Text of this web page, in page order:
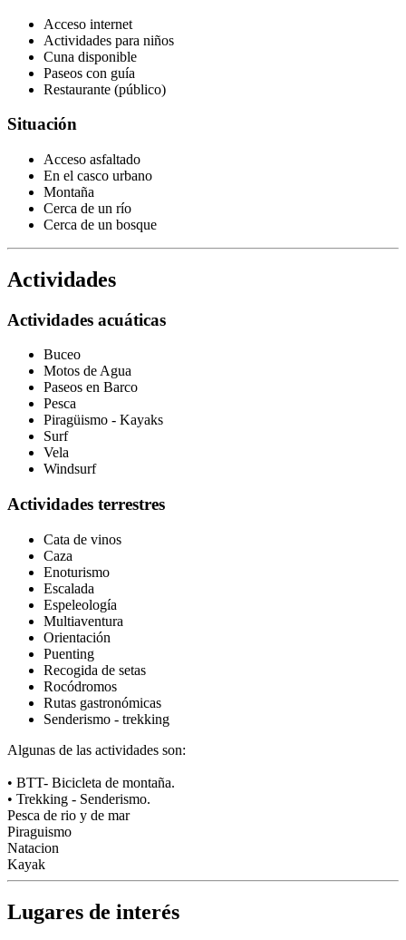
Acceso internet
Actividades para niños
Cuna disponible
Paseos con guía
Restaurante (público)
Situación
Acceso asfaltado
En el casco urbano
Montaña
Cerca de un río
Cerca de un bosque
Actividades
Actividades acuáticas
Buceo
Motos de Agua
Paseos en Barco
Pesca
Piragüismo - Kayaks
Surf
Vela
Windsurf
Actividades terrestres
Cata de vinos
Caza
Enoturismo
Escalada
Espeleología
Multiaventura
Orientación
Puenting
Recogida de setas
Rocódromos
Rutas gastronómicas
Senderismo - trekking
Algunas de las actividades son:
• BTT- Bicicleta de montaña.
• Trekking - Senderismo.
Pesca de rio y de mar
Piraguismo
Natacion
Kayak
Lugares de interés